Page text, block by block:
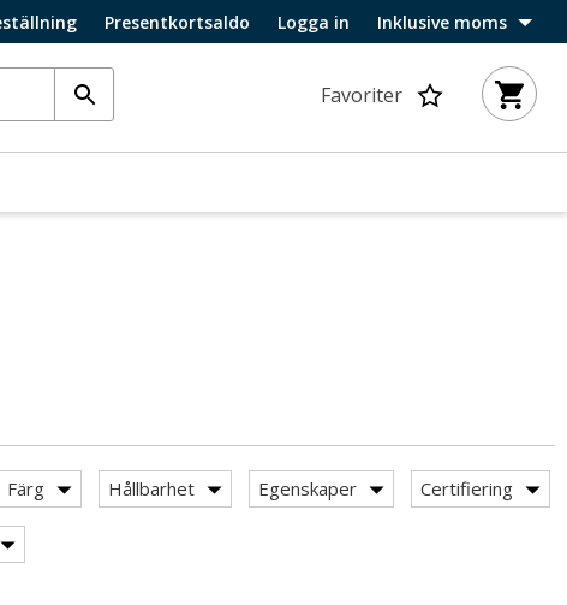
Presentkortsaldo Logga in Inklusive moms
Favoriter
Färg Hållbarhet Egenskaper Certifiering